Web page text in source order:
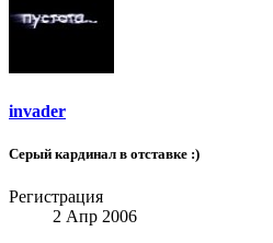
invader
Серый кардинал в отставке :)
Регистрация
2 Апр 2006